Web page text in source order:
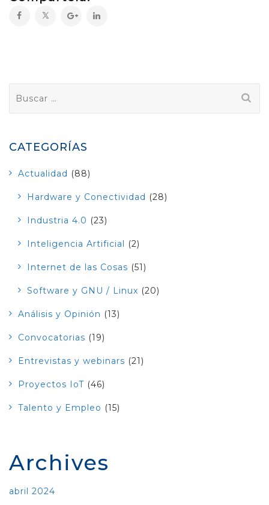
CATEGORÍAS
Actualidad (88)
Hardware y Conectividad (28)
Industria 4.0 (23)
Inteligencia Artificial (2)
Internet de las Cosas (51)
Software y GNU / Linux (20)
Análisis y Opinión (13)
Convocatorias (19)
Entrevistas y webinars (21)
Proyectos IoT (46)
Talento y Empleo (15)
Archives
abril 2024